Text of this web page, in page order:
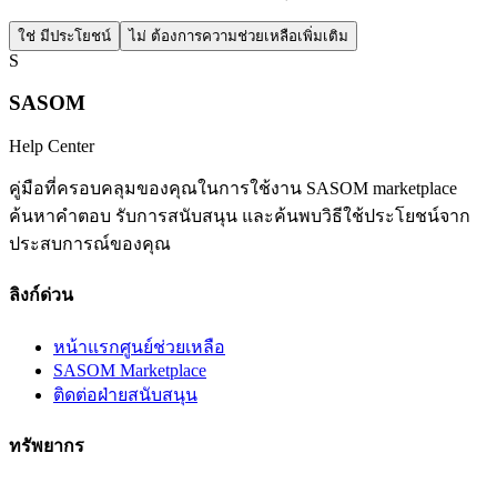
ใช่ มีประโยชน์ ไม่ ต้องการความช่วยเหลือเพิ่มเติม
S
SASOM
Help Center
คู่มือที่ครอบคลุมของคุณในการใช้งาน SASOM marketplace
ค้นหาคำตอบ รับการสนับสนุน และค้นพบวิธีใช้ประโยชน์จาก
ประสบการณ์ของคุณ
ลิงก์ด่วน
หน้าแรกศูนย์ช่วยเหลือ
SASOM Marketplace
ติดต่อฝ่ายสนับสนุน
ทรัพยากร